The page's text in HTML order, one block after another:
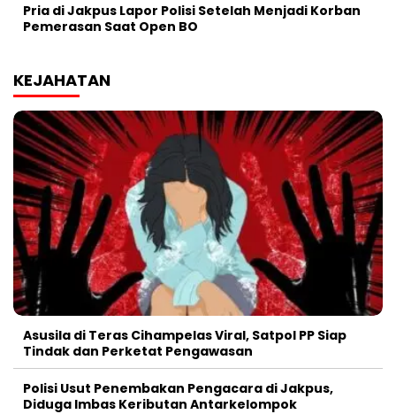
Pria di Jakpus Lapor Polisi Setelah Menjadi Korban
Pemerasan Saat Open BO
KEJAHATAN
Asusila di Teras Cihampelas Viral, Satpol PP Siap
Tindak dan Perketat Pengawasan
Polisi Usut Penembakan Pengacara di Jakpus,
Diduga Imbas Keributan Antarkelompok